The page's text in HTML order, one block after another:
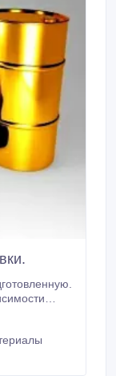
по
Цена